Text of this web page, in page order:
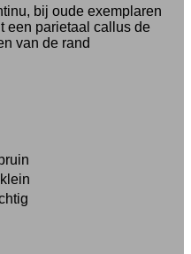
bij oude exemplaren
een parietaal callus de
van de rand